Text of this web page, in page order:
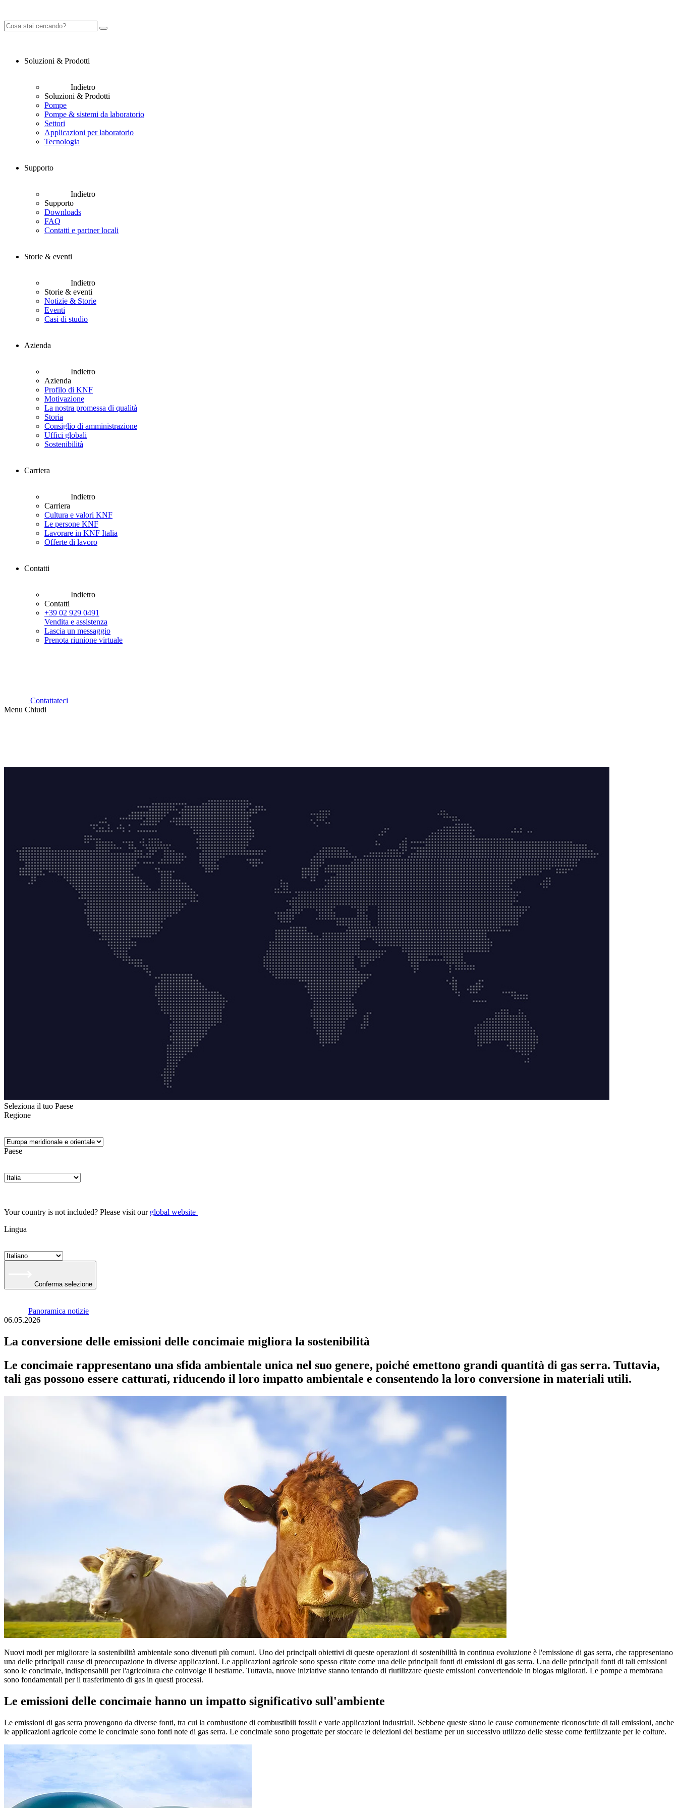
Soluzioni & Prodotti
Indietro
Soluzioni & Prodotti
Pompe
Pompe & sistemi da laboratorio
Settori
Applicazioni per laboratorio
Tecnologia
Supporto
Indietro
Supporto
Downloads
FAQ
Contatti e partner locali
Storie & eventi
Indietro
Storie & eventi
Notizie & Storie
Eventi
Casi di studio
Azienda
Indietro
Azienda
Profilo di KNF
Motivazione
La nostra promessa di qualità
Storia
Consiglio di amministrazione
Uffici globali
Sostenibilità
Carriera
Indietro
Carriera
Cultura e valori KNF
Le persone KNF
Lavorare in KNF Italia
Offerte di lavoro
Contatti
Indietro
Contatti
+39 02 929 0491
Vendita e assistenza
Lascia un messaggio
Prenota riunione virtuale
Contattateci
Menu Chiudi
Seleziona il tuo Paese
Regione
Paese
Your country is not included? Please visit our global website
Lingua
Conferma selezione
Panoramica notizie
06.05.2026
La conversione delle emissioni delle concimaie migliora la sostenibilità
Le concimaie rappresentano una sfida ambientale unica nel suo genere, poiché emettono grandi quantità di gas serra. Tuttavia,
tali gas possono essere catturati, riducendo il loro impatto ambientale e consentendo la loro conversione in materiali utili.
Nuovi modi per migliorare la sostenibilità ambientale sono divenuti più comuni. Uno dei principali obiettivi di queste operazioni di sostenibilità in continua evoluzione è l'emissione di gas serra, che rappresentano
una delle principali cause di preoccupazione in diverse applicazioni. Le applicazioni agricole sono spesso citate come una delle principali fonti di emissioni di gas serra. Una delle principali fonti di tali emissioni
sono le concimaie, indispensabili per l'agricoltura che coinvolge il bestiame. Tuttavia, nuove iniziative stanno tentando di riutilizzare queste emissioni convertendole in biogas migliorati. Le pompe a membrana
sono fondamentali per il trasferimento di gas in questi processi.
Le emissioni delle concimaie hanno un impatto significativo sull'ambiente
Le emissioni di gas serra provengono da diverse fonti, tra cui la combustione di combustibili fossili e varie applicazioni industriali. Sebbene queste siano le cause comunemente riconosciute di tali emissioni, anche
le applicazioni agricole come le concimaie sono fonti note di gas serra. Le concimaie sono progettate per stoccare le deiezioni del bestiame per un successivo utilizzo delle stesse come fertilizzante per le colture.